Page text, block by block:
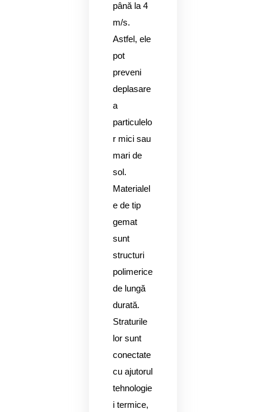
până la 4
m/s.
Astfel, ele
pot
preveni
deplasare
a
particulelo
r mici sau
mari de
sol.
Materialel
e de tip
gemat
sunt
structuri
polimerice
de lungă
durată.
Straturile
lor sunt
conectate
cu ajutorul
tehnologie
i termice,